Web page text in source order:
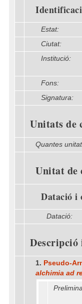
Estat:
Ciutat:
Institució:
Fons:
Signatura:
Unitats de
Quantes
Unitat de
Datació i
Datació:
1. Pseudo-
alchimia ad